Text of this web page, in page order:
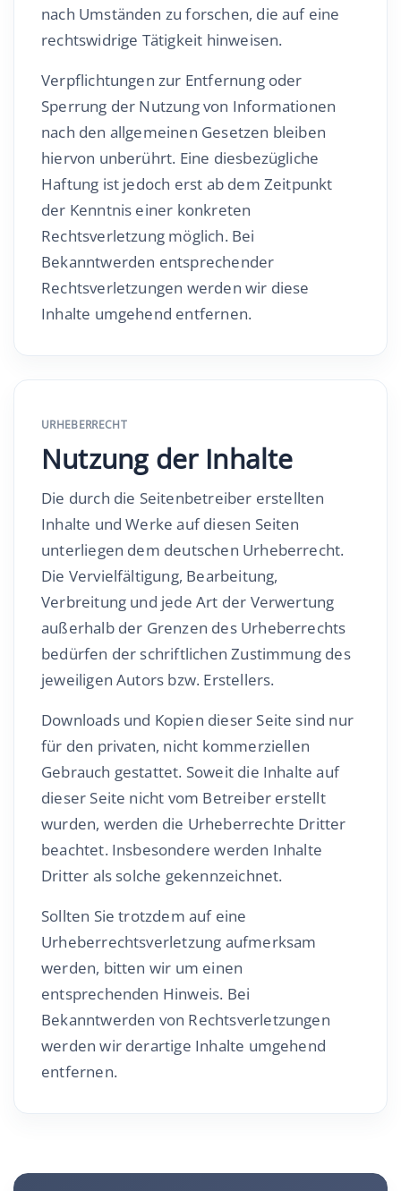
nach Umständen zu forschen, die auf eine
rechtswidrige Tätigkeit hinweisen.
Verpflichtungen zur Entfernung oder
Sperrung der Nutzung von Informationen
nach den allgemeinen Gesetzen bleiben
hiervon unberührt. Eine diesbezügliche
Haftung ist jedoch erst ab dem Zeitpunkt
der Kenntnis einer konkreten
Rechtsverletzung möglich. Bei
Bekanntwerden entsprechender
Rechtsverletzungen werden wir diese
Inhalte umgehend entfernen.
URHEBERRECHT
Nutzung der Inhalte
Die durch die Seitenbetreiber erstellten
Inhalte und Werke auf diesen Seiten
unterliegen dem deutschen Urheberrecht.
Die Vervielfältigung, Bearbeitung,
Verbreitung und jede Art der Verwertung
außerhalb der Grenzen des Urheberrechts
bedürfen der schriftlichen Zustimmung des
jeweiligen Autors bzw. Erstellers.
Downloads und Kopien dieser Seite sind nur
für den privaten, nicht kommerziellen
Gebrauch gestattet. Soweit die Inhalte auf
dieser Seite nicht vom Betreiber erstellt
wurden, werden die Urheberrechte Dritter
beachtet. Insbesondere werden Inhalte
Dritter als solche gekennzeichnet.
Sollten Sie trotzdem auf eine
Urheberrechtsverletzung aufmerksam
werden, bitten wir um einen
entsprechenden Hinweis. Bei
Bekanntwerden von Rechtsverletzungen
werden wir derartige Inhalte umgehend
entfernen.